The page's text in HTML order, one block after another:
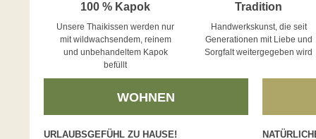
100 % Kapok
Unsere Thaikissen werden nur
mit wildwachsendem, reinem
und unbehandeltem Kapok
befüllt
Tradition
Handwerkskunst, die seit
Generationen mit Liebe und
Sorgfalt weitergegeben wird
WOHNEN
URLAUBSGEFÜHL ZU HAUSE!